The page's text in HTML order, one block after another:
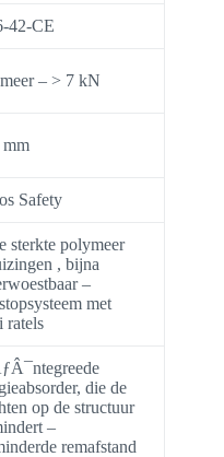
42-CE
– > 7 kN
mm
Safety
sterkte polymeer
, bijna
–
met
ratels
die de
op de structuur
–
remafstand